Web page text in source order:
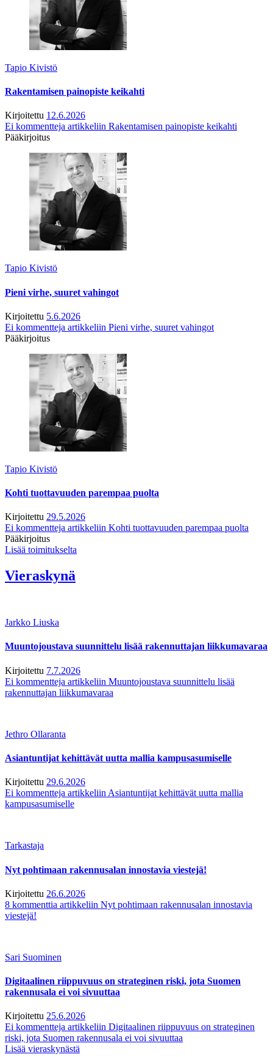
Tapio Kivistö
Rakentamisen painopiste keikahti
Kirjoitettu 12.6.2026
Ei kommentteja artikkeliin Rakentamisen painopiste keikahti
Pääkirjoitus
Tapio Kivistö
Pieni virhe, suuret vahingot
Kirjoitettu 5.6.2026
Ei kommentteja artikkeliin Pieni virhe, suuret vahingot
Pääkirjoitus
Tapio Kivistö
Kohti tuottavuuden parempaa puolta
Kirjoitettu 29.5.2026
Ei kommentteja artikkeliin Kohti tuottavuuden parempaa puolta
Pääkirjoitus
Lisää toimitukselta
Vieraskynä
Jarkko Liuska
Muuntojoustava suunnittelu lisää rakennuttajan liikkumavaraa
Kirjoitettu 7.7.2026
Ei kommentteja artikkeliin Muuntojoustava suunnittelu lisää
rakennuttajan liikkumavaraa
Jethro Ollaranta
Asiantuntijat kehittävät uutta mallia kampusasumiselle
Kirjoitettu 29.6.2026
Ei kommentteja artikkeliin Asiantuntijat kehittävät uutta mallia
kampusasumiselle
Tarkastaja
Nyt pohtimaan rakennusalan innostavia viestejä!
Kirjoitettu 26.6.2026
8 kommenttia artikkeliin Nyt pohtimaan rakennusalan innostavia
viestejä!
Sari Suominen
Digitaalinen riippuvuus on strateginen riski, jota Suomen
rakennusala ei voi sivuuttaa
Kirjoitettu 25.6.2026
Ei kommentteja artikkeliin Digitaalinen riippuvuus on strateginen
riski, jota Suomen rakennusala ei voi sivuuttaa
Lisää vieraskynästä